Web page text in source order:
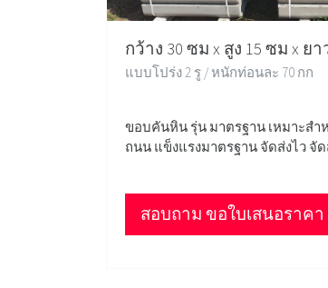
กว้าง 30 ซม x สูง 15 ซม x ยา
แบบโปร่ง 2 รู / หนักท่อนละ 70 กก
ขอบคันหิน รุ่น มาตรฐาน เหมาะสำ
ถนน แข็งแรงมาตรฐาน จัดส่งไว จั
สอบถาม ขอใบเสนอราคา